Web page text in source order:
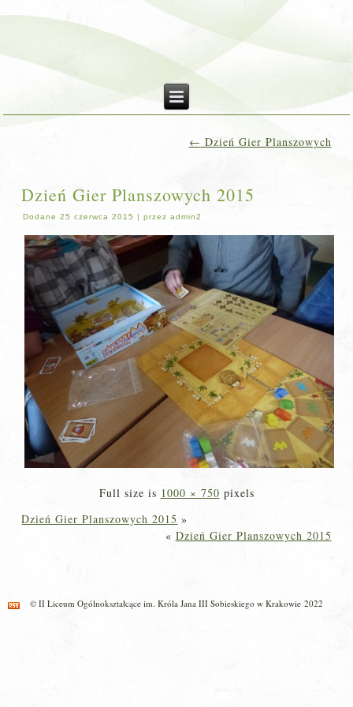
← Dzień Gier Planszowych
Dzień Gier Planszowych 2015
Dodane 25 czerwca 2015 |przez admin2
Full size is 1000 × 750 pixels
Dzień Gier Planszowych 2015 »
« Dzień Gier Planszowych 2015
© II Liceum Ogólnokształcące im. Króla Jana III Sobieskiego w Krakowie 2022